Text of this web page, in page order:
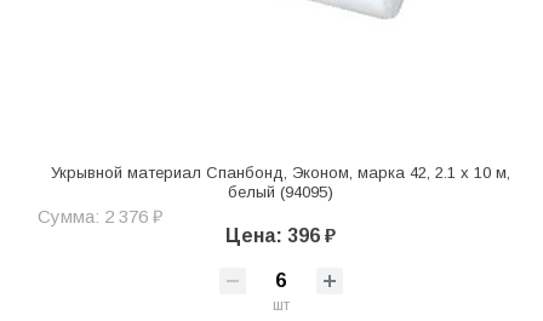
Укрывной материал Спанбонд, Эконом, марка 42, 2.1 х 10 м,
белый (94095)
Сумма: 2 376 ₽
Цена: 396 ₽
шт